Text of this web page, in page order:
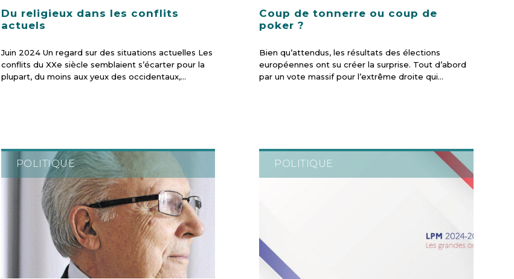
Du religieux dans les conflits
actuels
Juin 2024 Un regard sur des situations actuelles Les
conflits du XXe siècle semblaient s’écarter pour la
plupart, du moins aux yeux des occidentaux,…
Coup de tonnerre ou coup de
poker ?
Bien qu’attendus, les résultats des élections
européennes ont su créer la surprise. Tout d’abord
par un vote massif pour l’extrême droite qui…
POLITIQUE POLITIQUE